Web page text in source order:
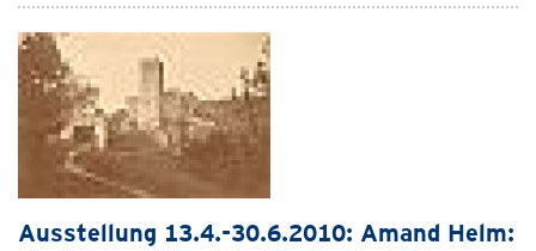
Ausstellung 13.4.-30.6.2010: Amand Helm: